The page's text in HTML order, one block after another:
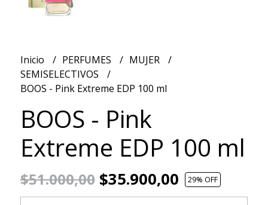
Inicio PERFUMES
MUJER
SEMISELECTIVOS
BOOS - Pink Extreme EDP 100 ml
BOOS - Pink
Extreme EDP 100 ml
$51.000,00$35.900,00 29% OFF